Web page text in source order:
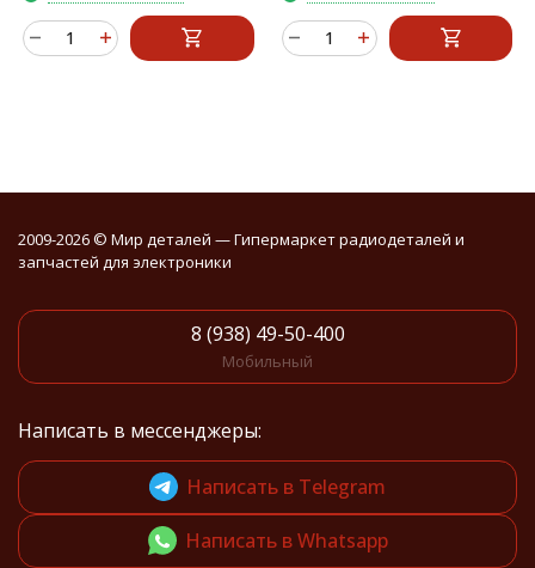
2009-2026 © Мир деталей — Гипермаркет радиодеталей и
запчастей для электроники
8 (938) 49-50-400
Мобильный
Написать в мессенджеры:
Написать в Telegram
Написать в Whatsapp